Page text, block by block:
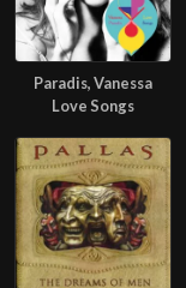
Paradis, Vanessa
Love Songs